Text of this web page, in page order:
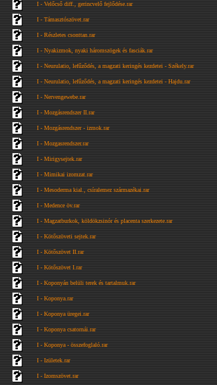
I - Velőcső diff., gerincvelő fejlődése.rar
I - Támasztószövet.rar
I - Részletes csonttan.rar
I - Nyakizmok, nyaki háromszögek és fasciák.rar
I - Neurulatio, lefűződés, a magzati keringés kezdetei - Székely.rar
I - Neurulatio, lefűződés, a magzati keringés kezdetei - Hajdu.rar
I - Nervengewebe.rar
I - Mozgásrendszer II.rar
I - Mozgásrendszer - izmok.rar
I - Mozgasrendszer.rar
I - Mirigysejtek.rar
I - Mimikai izomzat.rar
I - Mesoderma kial., csíralemez származékai.rar
I - Medence öv.rar
I - Magzatburkok, köldökzsinór és placenta szerkezete.rar
I - Kötőszöveti sejtek.rar
I - Kötőszövet II.rar
I - Kötőszövet I.rar
I - Koponyán belüli terek és tartalmuk.rar
I - Koponya.rar
I - Koponya üregei.rar
I - Koponya csatornái.rar
I - Koponya - összefoglaló.rar
I - Izületek.rar
I - Izomszövet.rar